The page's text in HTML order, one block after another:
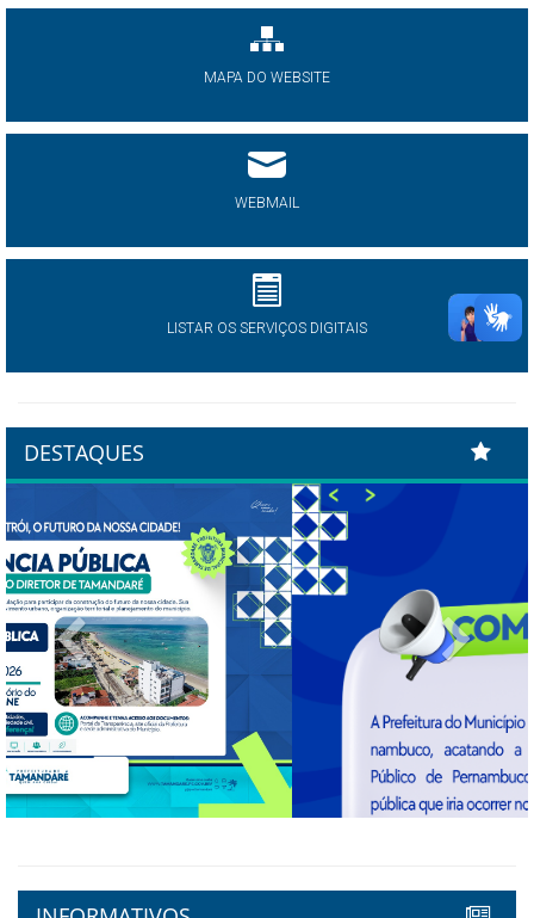
MAPA DO WEBSITE
WEBMAIL
LISTAR OS SERVIÇOS DIGITAIS
DESTAQUES
Previous Next